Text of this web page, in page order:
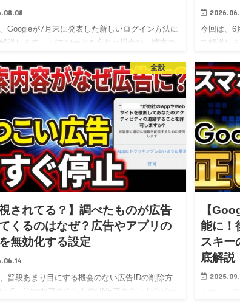
Googleが7月末に発表した新しいログイン方法に
解説します。 パスワードを忘れた場合や、端末の
ウントへのアクセスを回復する手段として利用
で…
今回は、6
て解説し
ますので
動画内容…
全般
視されてる？】調べたものが広告
くるのはなぜ？広告やアプリの
無効化する設定
普段あまり目にする機会のない広告IDの削除方
て、GoogleアカウントやLINEアカウントのパー
【
能に！
スキー
底解説